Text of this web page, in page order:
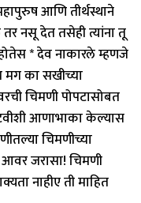
आणि तीर्थस्थाने
नसू देत तसेही त्यांना तू
* देव नाकारले म्हणजे
का सखीच्या
चिमणी पोपटासोबत
आणाभाका केल्यास
चिमणीच्या
जरासा! चिमणी
नाहीए ती माहित